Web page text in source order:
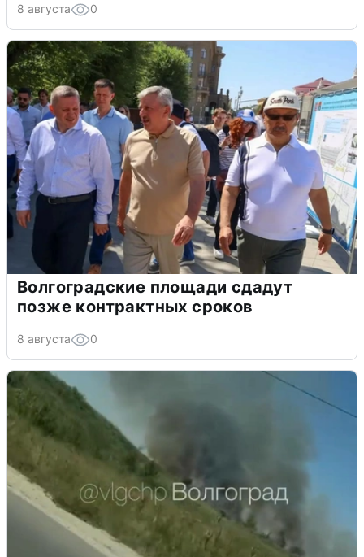
8 августа 0
Волгоградские площади сдадут
позже контрактных сроков
8 августа 0